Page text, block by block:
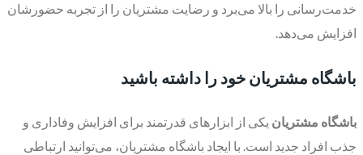
خدمت‌رسانی را بالا می‌برد و رضایت مشتریان را از تجربه حضورشان
افزایش می‌دهد.
باشگاه مشتریان خود را داشته باشید
باشگاه مشتریان یکی از ابزارهای قدرتمند برای افزایش وفاداری و
جذب افراد جدید است. با ایجاد باشگاه مشتریان، می‌توانید ارتباطی